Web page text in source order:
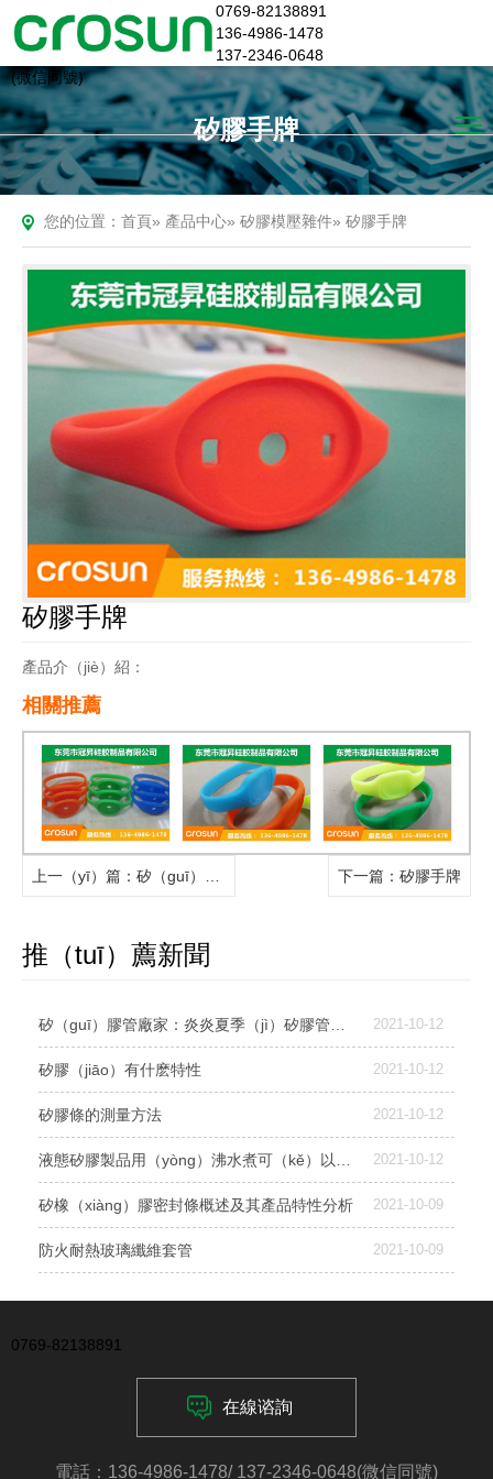
0769-82138891
136-4986-1478
137-2346-0648
(微信同號)
矽膠手牌
您的位置： 首頁» 產品中心» 矽膠模壓雜件» 矽膠手牌
矽膠手牌
產品介（jiè）紹：
相關推薦
上一（yī）篇 ：矽（guī）膠手牌 下一篇 ：矽膠手牌
推（tuī）薦新聞
2021-10-12
矽膠（jiāo）有什麽特性 2021-10-12
矽膠條的測量方法 2021-10-12
2021-10-12
矽橡（xiàng）膠密封條概述及其產品特性分析 2021-10-09
防火耐熱玻璃纖維套管 2021-10-09
0769-82138891
在線谘詢
電話：136-4986-1478/ 137-2346-0648(微信同號)